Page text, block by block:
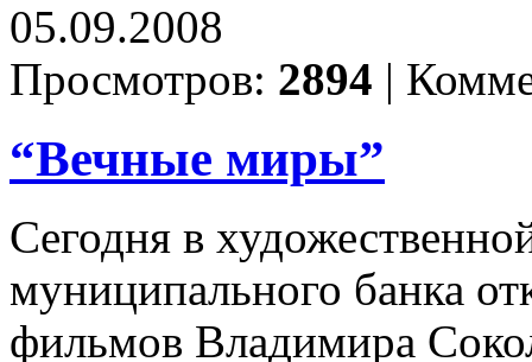
05.09.2008
Просмотров: 2894 |
“Вечные миры”
Сегодня в
муниципального банка
фильмов Владимира